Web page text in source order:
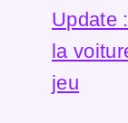
Update
la
jeu